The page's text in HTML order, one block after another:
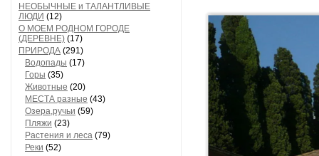
НЕОБЫЧНЫЕ и ТАЛАНТЛИВЫЕ
ЛЮДИ (12)
О МОЕМ РОДНОМ ГОРОДЕ
(ДЕРЕВНЕ) (17)
ПРИРОДА (291)
Водопады (17)
Горы (35)
Животные (20)
МЕСТА разные (43)
Озера,ручьи (59)
Пляжи (23)
Растения и леса (79)
Реки (52)